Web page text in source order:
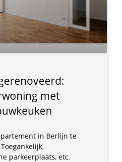
met
in Berlijn te
parkeerplaats, etc.